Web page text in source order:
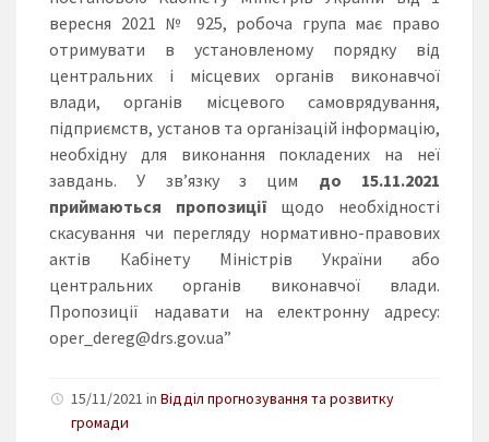
вересня 2021 № 925, робоча група має право
отримувати в установленому порядку від
центральних і місцевих органів виконавчої
влади, органів місцевого самоврядування,
підприємств, установ та організацій інформацію,
необхідну для виконання покладених на неї
завдань. У зв’язку з цим до 15.11.2021
приймаються
пропозиціїщодо необхідності
скасування чи перегляду нормативно-правових
актів Кабінету Міністрів України або
центральних органів виконавчої влади.
Пропозиції надавати на електронну адресу:
oper_dereg@drs.gov.ua”
15/11/2021 in Відділ прогнозування та розвитку
громади